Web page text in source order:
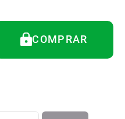
COMPRAR